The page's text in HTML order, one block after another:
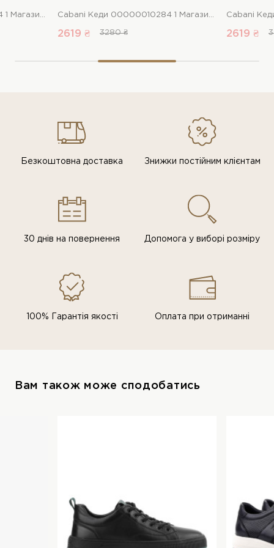
Cabani Кеди 00000010284 1 Магазин взуття “Favorite Shoes” Cabani Кеди 00000010284 1 Магазин взуття “Favorite Shoes”
2619 ₴ 3280 ₴ 2619 ₴
Безкоштовна доставка Знижки постiйним клiєнтам
30 днів на повернення Допомога у виборі розміру
100% Гарантія якості Оплата при отриманні
Вам також може сподобатись